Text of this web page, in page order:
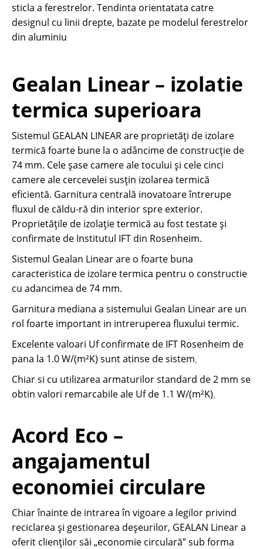
sticla a ferestrelor. Tendinta orientatata catre
designul cu linii drepte, bazate pe modelul ferestrelor
din aluminiu
Gealan Linear – izolatie
termica superioara
Sistemul GEALAN LINEAR are proprietăți de izolare
termică foarte bune la o adâncime de construcție de
74 mm. Cele șase camere ale tocului și cele cinci
camere ale cercevelei susțin izolarea termică
eficientă. Garnitura centrală inovatoare întrerupe
fluxul de căldu-ră din interior spre exterior.
Proprietățile de izolație termică au fost testate și
confirmate de Institutul IFT din Rosenheim.
Sistemul Gealan Linear are o foarte buna
caracteristica de izolare termica pentru o constructie
cu adancimea de 74 mm.
Garnitura mediana a sistemului Gealan Linear are un
rol foarte important in intreruperea fluxului termic.
Excelente valoari Uf confirmate de IFT Rosenheim de
pana la 1.0 W/(m²K) sunt atinse de sistem.
Chiar si cu utilizarea armaturilor standard de 2 mm se
obtin valori remarcabile ale Uf de 1.1 W/(m²K).
Acord Eco –
angajamentul
economiei circulare
Chiar înainte de intrarea în vigoare a legilor privind
reciclarea și gestionarea deșeurilor, GEALAN Linear a
oferit clienților săi „economie circulară” sub forma